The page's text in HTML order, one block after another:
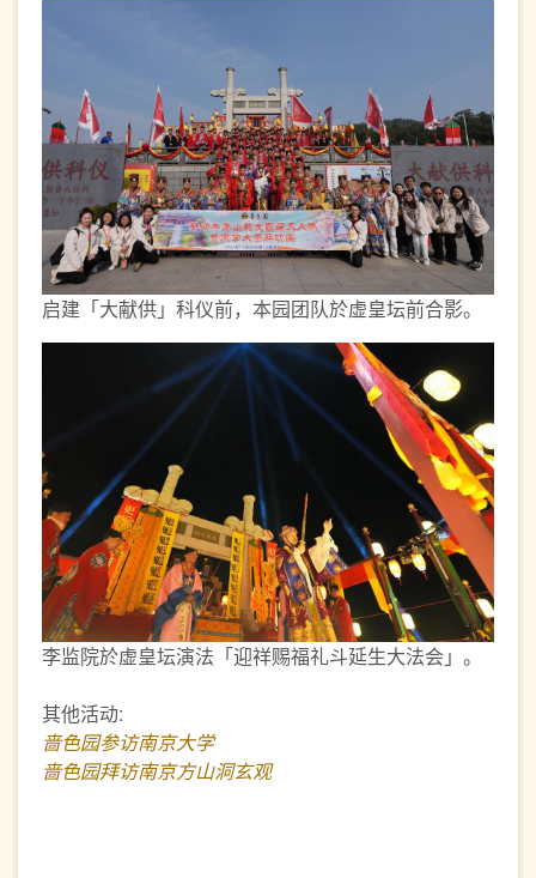
启建「大献供」科仪前，本园团队於虚皇坛前合影。
李监院於虚皇坛演法「迎祥赐福礼斗延生大法会」。
其他活动:
啬色园参访南京大学
啬色园拜访南京方山洞玄观